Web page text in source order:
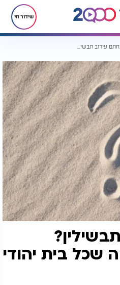
שידור חי
שכחתם עירוב תבשילין? ההלכה החשובה שכל בית יהודי צריך להכיר
בית יהודי